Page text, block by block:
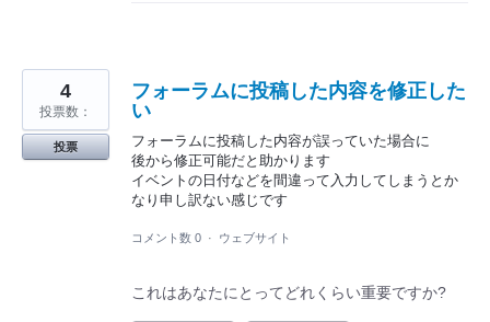
フォーラムに投稿した内容を修正した
い
フォーラムに投稿した内容が誤っていた場合に
後から修正可能だと助かります
イベントの日付などを間違って入力してしまうとか
なり申し訳ない感じです
4
投票数：
投票
コメント数 0 · ウェブサイト
これはあなたにとってどれくらい重要ですか?